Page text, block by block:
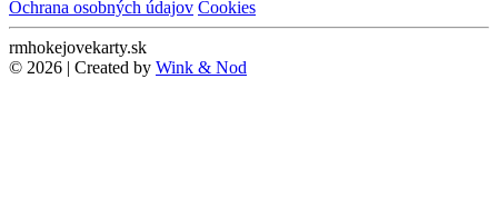
Ochrana osobných údajov Cookies
rmhokejovekarty.sk
© 2026 | Created by Wink & Nod